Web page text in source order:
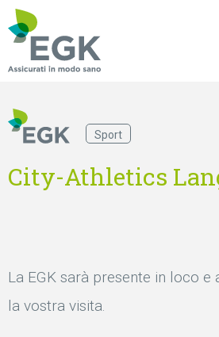
Sport
City-Athletics
La EGK sarà presente in loco e
la vostra visita.
Cosa state